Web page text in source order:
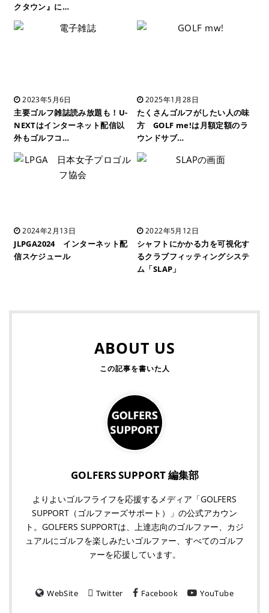
クタウン』に…
2023年5月6日
主要ゴルフ雑誌読み放題も！U-
NEXTはインターネット配信以
外もゴルフコ…
2025年1月28日
たくさんゴルフがしたい人の味
方 GOLF me!は月額定額のラ
ウンドサブ…
2024年2月13日
JLPGA2024 インターネット配
信スケジュール
2022年5月12日
シャフトにかかる力を可視化す
るクラブフィッティングシステ
ム「SLAP」
ABOUT US
GOLFERS SUPPORT 編集部
よりよいゴルフライフを応援するメディア「GOLFERS
SUPPORT（ゴルファーズサポート）」の公式アカウン
ト。GOLFERS SUPPORTは、上達志向のゴルファー、カジ
ュアルにゴルフを楽しみたいゴルファー、すべてのゴルフ
ァーを応援しています。
WebSite Twitter Facebook YouTube